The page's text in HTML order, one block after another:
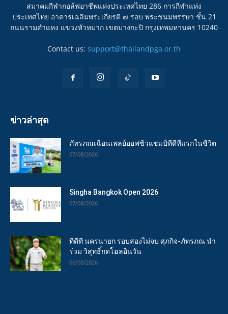
สมาคมกีฬากอล์ฟอาชีพแห่งประเทศไทย 286 การกีฬาแห่ง
ประเทศไทย อาคารเฉลิมพระเกียรติ ๗ รอบ พระชนมพรรษา ชั้น 21
ถนนรามคำแหง แขวงหัวหมาก เขตบางกะปิ กรุงเทพมหานคร 10240
Contact us: support@thailandpga.or.th
ข่าวล่าสุด
ภัทรภณเฉือนเพลย์ออฟซิวแชมป์ทีดีทีแรกในชีวิต
07/08/2026
Singha Bangkok Open 2026
07/08/2026
ทีดีที นครนายก รอบสองไม่จบ ศุภกิจ-ภัทรภณ นำ
ร่วม วิสุทธิ์กดโฮลอินวัน
06/08/2026